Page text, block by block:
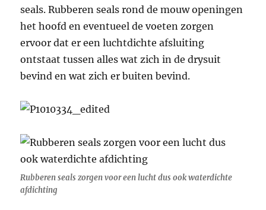
seals. Rubberen seals rond de mouw openingen
het hoofd en eventueel de voeten zorgen
ervoor dat er een luchtdichte afsluiting
ontstaat tussen alles wat zich in de drysuit
bevind en wat zich er buiten bevind.
Rubberen seals zorgen voor een lucht dus ook waterdichte
afdichting